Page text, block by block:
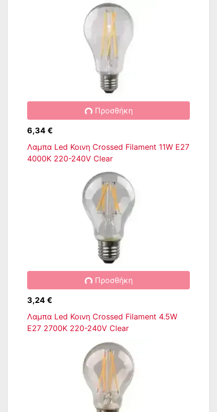
Προσθήκη
6,34 €
Λαμπα Led Κοινη Crossed Filament 11W E27
4000K 220-240V Clear
Προσθήκη
3,24 €
Λαμπα Led Κοινη Crossed Filament 4.5W
E27 2700K 220-240V Clear